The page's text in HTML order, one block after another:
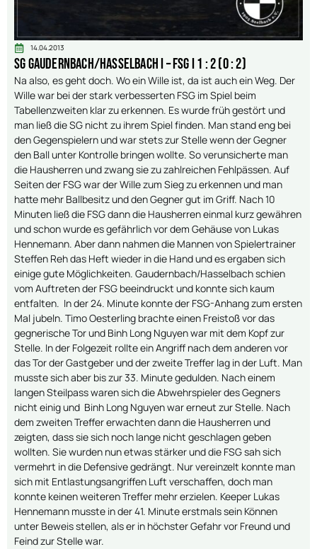
14.04.2013
SG Gaudernbach/Hasselbach I – FSG I 1 : 2 (0 : 2)
Na also, es geht doch. Wo ein Wille ist, da ist auch ein Weg. Der
Wille war bei der stark verbesserten FSG im Spiel beim
Tabellenzweiten klar zu erkennen. Es wurde früh gestört und
man ließ die SG nicht zu ihrem Spiel finden. Man stand eng bei
den Gegenspielern und war stets zur Stelle wenn der Gegner
den Ball unter Kontrolle bringen wollte. So verunsicherte man
die Hausherren und zwang sie zu zahlreichen Fehlpässen. Auf
Seiten der FSG war der Wille zum Sieg zu erkennen und man
hatte mehr Ballbesitz und den Gegner gut im Griff. Nach 10
Minuten ließ die FSG dann die Hausherren einmal kurz gewähren
und schon wurde es gefährlich vor dem Gehäuse von Lukas
Hennemann. Aber dann nahmen die Mannen von Spielertrainer
Steffen Reh das Heft wieder in die Hand und es ergaben sich
einige gute Möglichkeiten. Gaudernbach/Hasselbach schien
vom Auftreten der FSG beeindruckt und konnte sich kaum
entfalten. In der 24. Minute konnte der FSG-Anhang zum ersten
Mal jubeln. Timo Oesterling brachte einen Freistoß vor das
gegnerische Tor und Binh Long Nguyen war mit dem Kopf zur
Stelle. In der Folgezeit rollte ein Angriff nach dem anderen vor
das Tor der Gastgeber und der zweite Treffer lag in der Luft. Man
musste sich aber bis zur 33. Minute gedulden. Nach einem
langen Steilpass waren sich die Abwehrspieler des Gegners
nicht einig und Binh Long Nguyen war erneut zur Stelle. Nach
dem zweiten Treffer erwachten dann die Hausherren und
zeigten, dass sie sich noch lange nicht geschlagen geben
wollten. Sie wurden nun etwas stärker und die FSG sah sich
vermehrt in die Defensive gedrängt. Nur vereinzelt konnte man
sich mit Entlastungsangriffen Luft verschaffen, doch man
konnte keinen weiteren Treffer mehr erzielen. Keeper Lukas
Hennemann musste in der 41. Minute erstmals sein Können
unter Beweis stellen, als er in höchster Gefahr vor Freund und
Feind zur Stelle war.